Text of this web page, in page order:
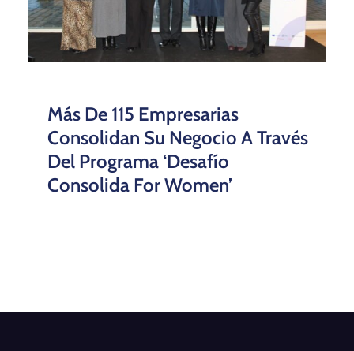
Más De 115 Empresarias
Consolidan Su Negocio A Través
Del Programa ‘Desafío
Consolida For Women’